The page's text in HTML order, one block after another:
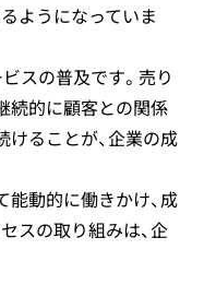
ようになっていま
スの普及です。売り
続的に顧客との関係
けることが、企業の成
能動的に働きかけ、成
スの取り組みは、企